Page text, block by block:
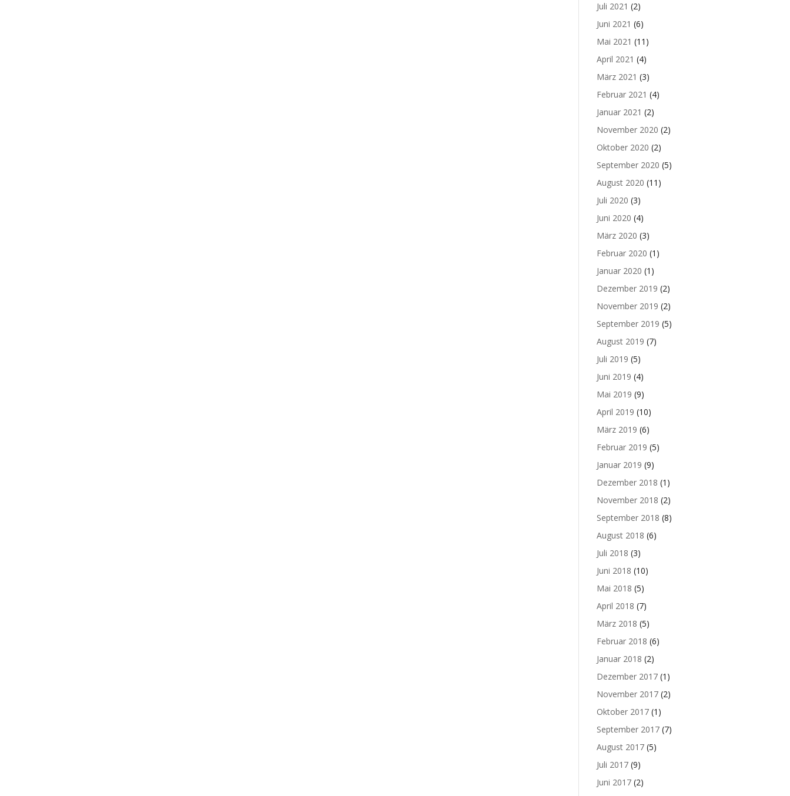
Juli 2021 (2)
Juni 2021 (6)
Mai 2021 (11)
April 2021 (4)
März 2021 (3)
Februar 2021 (4)
Januar 2021 (2)
November 2020 (2)
Oktober 2020 (2)
September 2020 (5)
August 2020 (11)
Juli 2020 (3)
Juni 2020 (4)
März 2020 (3)
Februar 2020 (1)
Januar 2020 (1)
Dezember 2019 (2)
November 2019 (2)
September 2019 (5)
August 2019 (7)
Juli 2019 (5)
Juni 2019 (4)
Mai 2019 (9)
April 2019 (10)
März 2019 (6)
Februar 2019 (5)
Januar 2019 (9)
Dezember 2018 (1)
November 2018 (2)
September 2018 (8)
August 2018 (6)
Juli 2018 (3)
Juni 2018 (10)
Mai 2018 (5)
April 2018 (7)
März 2018 (5)
Februar 2018 (6)
Januar 2018 (2)
Dezember 2017 (1)
November 2017 (2)
Oktober 2017 (1)
September 2017 (7)
August 2017 (5)
Juli 2017 (9)
Juni 2017 (2)